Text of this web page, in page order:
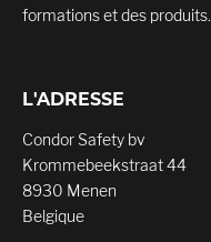
formations et des produits.
L'ADRESSE
Condor Safety bv
Krommebeekstraat 44
8930 Menen
Belgique